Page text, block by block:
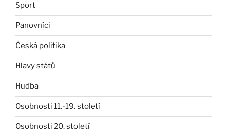
Sport
Panovníci
Česká politika
Hlavy států
Hudba
Osobnosti 11.-19. století
Osobnosti 20. století